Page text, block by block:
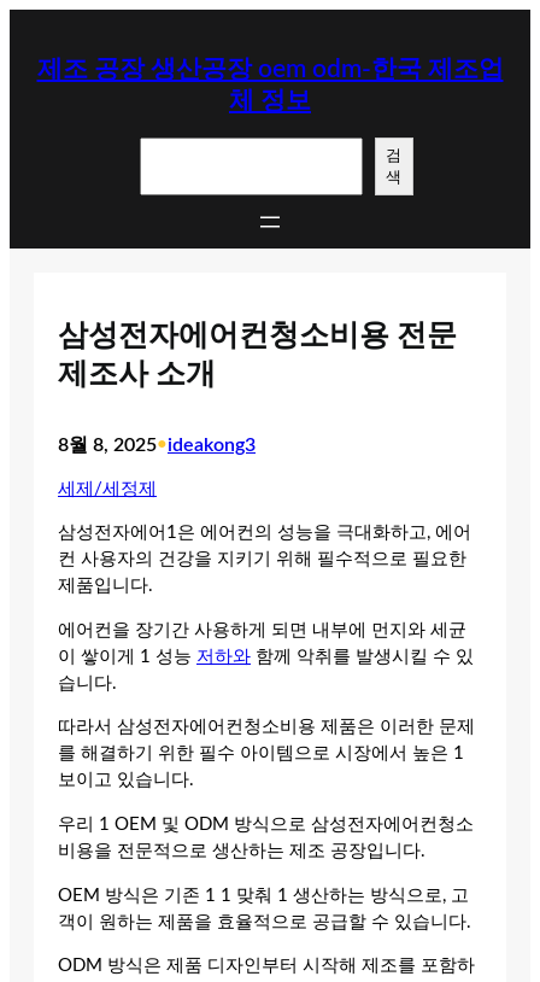
제조 공장 생산공장 oem odm-한국 제조업
체 정보
검
색
삼성전자에어컨청소비용 전문
제조사 소개
8월 8, 2025•ideakong3
세제/세정제
삼성전자에어1은 에어컨의 성능을 극대화하고, 에어
컨 사용자의 건강을 지키기 위해 필수적으로 필요한
제품입니다.
에어컨을 장기간 사용하게 되면 내부에 먼지와 세균
이 쌓이게 1 성능 저하와 함께 악취를 발생시킬 수 있
습니다.
따라서 삼성전자에어컨청소비용 제품은 이러한 문제
를 해결하기 위한 필수 아이템으로 시장에서 높은 1
보이고 있습니다.
우리 1 OEM 및 ODM 방식으로 삼성전자에어컨청소
비용을 전문적으로 생산하는 제조 공장입니다.
OEM 방식은 기존 1 1 맞춰 1 생산하는 방식으로, 고
객이 원하는 제품을 효율적으로 공급할 수 있습니다.
ODM 방식은 제품 디자인부터 시작해 제조를 포함하